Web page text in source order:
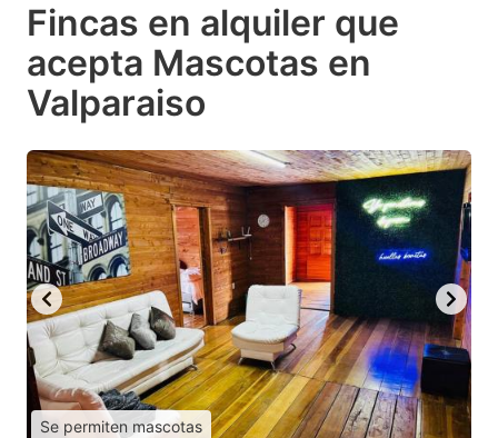
Fincas en alquiler que
acepta Mascotas en
Valparaiso
Se permiten mascotas